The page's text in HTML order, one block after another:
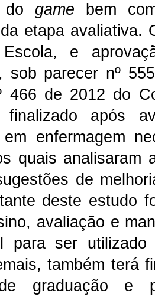
do game bem
etapa avaliativa.
Escola, e
sob parecer nº
466 de 2012 do
finalizado após
em enfermagem
quais
de
deste estudo
avaliação e
para ser utilizado
também terá
graduação e